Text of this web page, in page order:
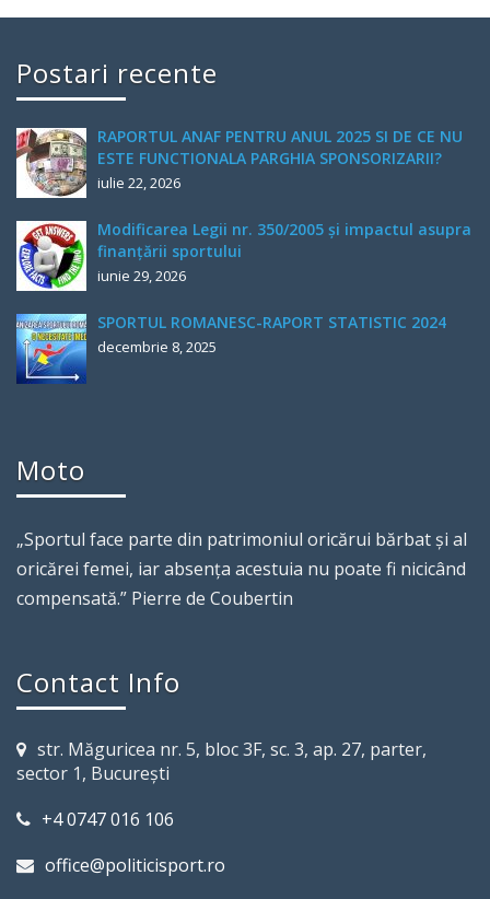
Postari recente
RAPORTUL ANAF PENTRU ANUL 2025 SI DE CE NU
ESTE FUNCTIONALA PARGHIA SPONSORIZARII?
iulie 22, 2026
Modificarea Legii nr. 350/2005 și impactul asupra
finanțării sportului
iunie 29, 2026
SPORTUL ROMANESC-RAPORT STATISTIC 2024
decembrie 8, 2025
Moto
„Sportul face parte din patrimoniul oricărui bărbat şi al
oricărei femei, iar absenţa acestuia nu poate fi nicicând
compensată.” Pierre de Coubertin
Contact Info
str. Măguricea nr. 5, bloc 3F, sc. 3, ap. 27, parter,
sector 1, Bucureşti
+4 0747 016 106
office@politicisport.ro